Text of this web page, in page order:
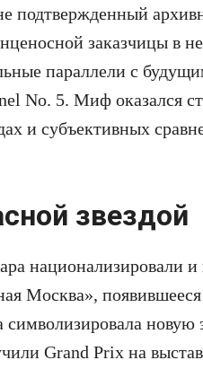
подтвержденный
заказчицы в
параллели с
No. 5. Миф оказался
и субъективных
звездой
национализировали и
Москва», появившееся
символизировала новую
Grand Prix на